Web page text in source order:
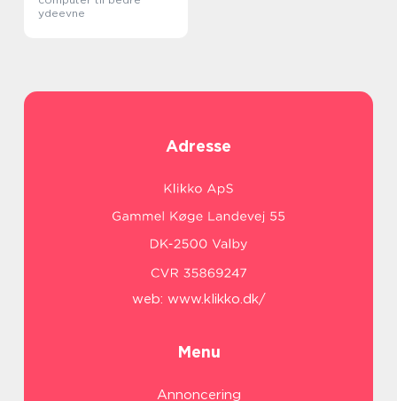
ydeevne
Adresse
web: www.klikko.dk/
Menu
Annoncering